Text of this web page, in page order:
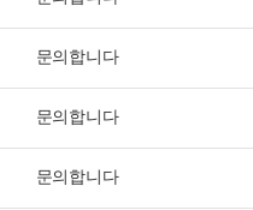
문의합니다
문의합니다
문의합니다